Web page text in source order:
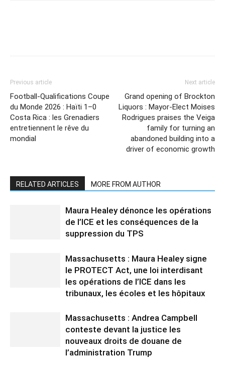
Previous article
Football-Qualifications Coupe
du Monde 2026 : Haïti 1–0
Costa Rica : les Grenadiers
entretiennent le rêve du
mondial
Next article
Grand opening of Brockton
Liquors : Mayor-Elect Moises
Rodrigues praises the Veiga
family for turning an
abandoned building into a
driver of economic growth
RELATED ARTICLES MORE FROM AUTHOR
Maura Healey dénonce les opérations
de l’ICE et les conséquences de la
suppression du TPS
Massachusetts : Maura Healey signe
le PROTECT Act, une loi interdisant
les opérations de l’ICE dans les
tribunaux, les écoles et les hôpitaux
Massachusetts : Andrea Campbell
conteste devant la justice les
nouveaux droits de douane de
l’administration Trump